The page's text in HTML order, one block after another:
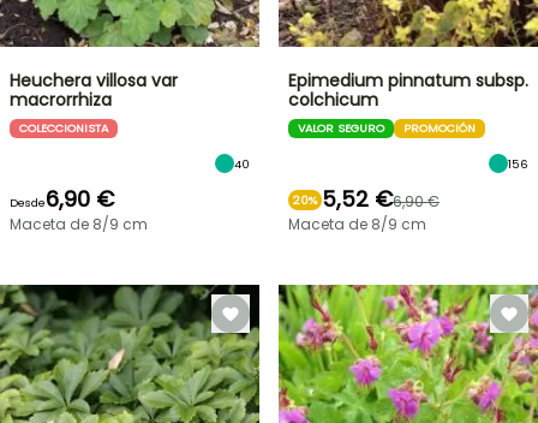
Heuchera villosa var
macrorrhiza
COLECCIONISTA
40
Desde6,90 €
Maceta de 8/9 cm
Epimedium pinnatum subsp.
colchicum
VALOR SEGURO PROMOCIÓN
156
20% 5,52 €6,90 €
Maceta de 8/9 cm